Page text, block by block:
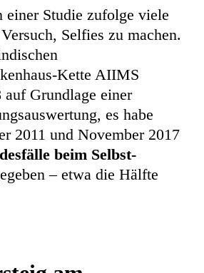
einer Studie zufolge viele
Selfies zu machen.
Kette AIIMS
auf Grundlage einer
es habe
2011 und November 2017
beim Selbst-
– etwa die Hälfte